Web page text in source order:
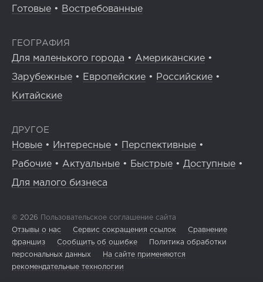
Готовые • Востребованные
ГЕОГРАФИЯ
Для маленького города • Американские •
Зарубежные • Европейские • Российские •
Китайские
ДРУГОЕ
Новые • Интересные • Перспективные •
Рабочие • Актуальные • Быстрые • Доступные •
Для малого бизнеса
© 2026 Пользовательское соглашение сайта
Отзывы о нас
Сервис сокращения ссылок
Сравнение
франшиз
Сообщить об ошибке
Политика обработки
персональных данных
На сайте применяются
рекомендательные технологии